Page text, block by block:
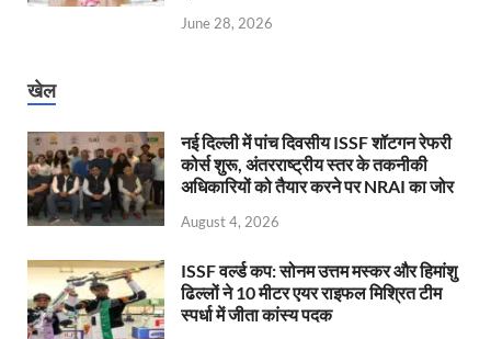
June 28, 2026
खेल
नई दिल्ली में पांच दिवसीय ISSF शॉटगन रेफरी
कोर्स शुरू, अंतरराष्ट्रीय स्तर के तकनीकी
अधिकारियों को तैयार करने पर NRAI का जोर
August 4, 2026
ISSF वर्ल्ड कप: सोनम उत्तम मस्कर और हिमांशु
ढिल्लों ने 10 मीटर एयर राइफल मिश्रित टीम
स्पर्धा में जीता कांस्य पदक